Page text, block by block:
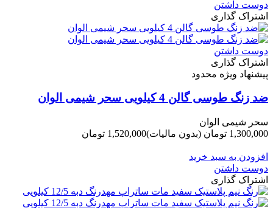
دوست داشتن
اشتراک گذاری
دوست داشتن
اشتراک گذاری
پیشنهاد ویژه محدود
ضد زنگ طوسی گالن 4 کیلویی سحر شیمی الوان
سحر شیمی الوان
1,300,000 تومان
(بدون مالیات)1,520,000 تومان
افزودن به سبد خرید
دوست داشتن
اشتراک گذاری